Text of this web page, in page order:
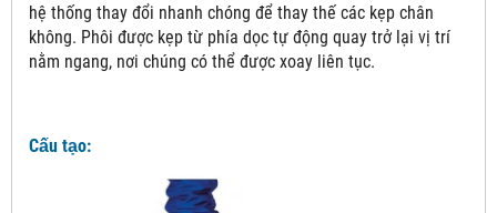
hệ thống thay đổi nhanh chóng để thay thế các kẹp chân
không. Phôi được kẹp từ phía dọc tự động quay trở lại vị trí
nằm ngang, nơi chúng có thể được xoay liên tục.
Cấu tạo: